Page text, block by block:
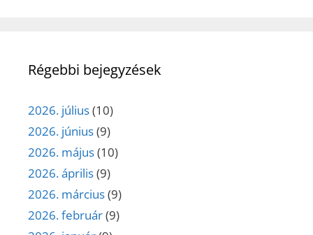
Régebbi bejegyzések
2026. július(10)
2026. június(9)
2026. május(10)
2026. április(9)
2026. március(9)
2026. február(9)